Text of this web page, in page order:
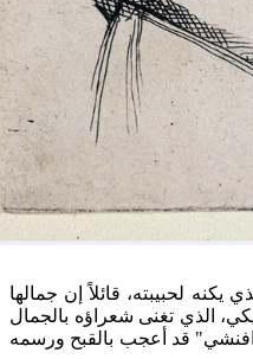
لحبيبته، قائلاً إن جمالها
الذي تغنى شعراؤه بالجمال
قد أعجب بالقبح ورسمه